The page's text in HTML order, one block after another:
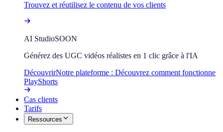
Trouvez et réutilisez le contenu de vos clients
AI StudioSOON
Générez des UGC vidéos réalistes en 1 clic grâce à l'IA
DécouvrirNotre plateforme : Découvrez comment fonctionne
PlayShorts
Cas clients
Tarifs
Ressources